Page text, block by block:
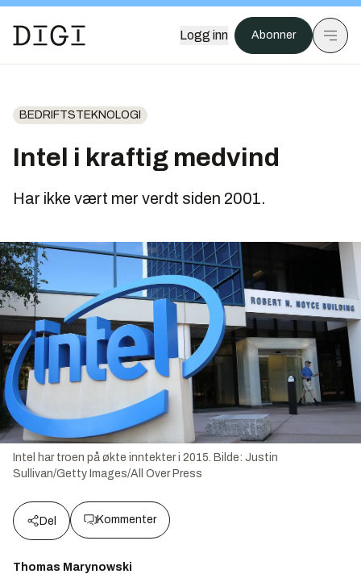
Logg inn Abonner
BEDRIFTSTEKNOLOGI
Intel i kraftig medvind
Har ikke vært mer verdt siden 2001.
Intel har troen på økte inntekter i 2015. Bilde: Justin
Sullivan/Getty Images/All Over Press
Del Kommenter
Thomas Marynowski